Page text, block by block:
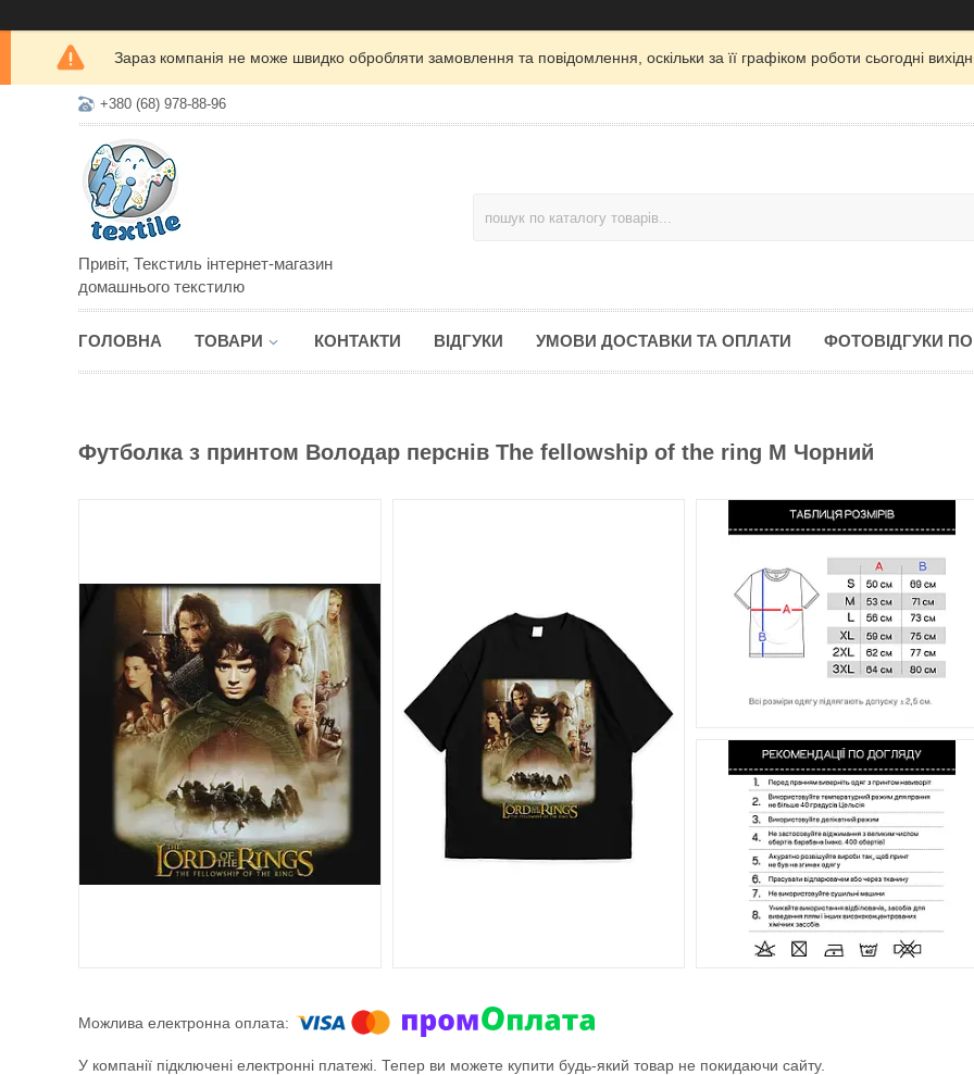
Зараз компанія не може швидко обробляти замовлення та повідомлення, оскільки за її графіком роботи сьогодні
+380 (68) 978-88-96
Привіт, Текстиль інтернет-магазин
домашнього текстилю
ГОЛОВНА ТОВАРИ КОНТАКТИ ВІДГУКИ УМОВИ ДОСТАВКИ ТА ОПЛАТИ ФОТОВІДГУКИ
Футболка з принтом Володар перснів The fellowship of the ring M Чорний
У компанії підключені електронні платежі. Тепер ви можете купити будь-який товар не покидаючи сайту.